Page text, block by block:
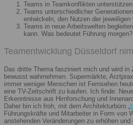
Teams in Teamkonflikten
Teams unterschiedlicher
entwickeln, den Nutzen der
Teams in neue Arbeitswelten
kann. Was bedeutet Führung
Teamentwicklung Düsseldorf
Das dritte Thema fasziniert mich und wird
bewusst wahrnehmen. Supermärkte,
immer weniger Menschen ist Fernsehen
eine TV-Zeitschrift zu kaufen. Ich finde:
Erkenntnisse aus Hirnforschung und
Daher bin ich froh, mit dem Architekturbüro „
Führungskräfte und Mitarbeiter in Form
anstehenden Veränderungen zu erhöhen